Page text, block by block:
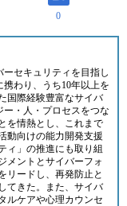
0
セキュリティを目指し
わり、うち10年以上を
国際経験豊富なサイバ
・人・プロセスをつな
を情熱とし、これまで
動向けの能力開発支援
ィ」の推進にも取り組
メントとサイバーフォ
リードし、再発防止と
てきた。また、サイバ
ルケアや心理カウンセ